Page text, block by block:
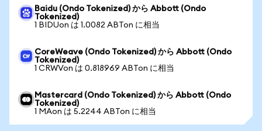
Baidu (Ondo Tokenized) から Abbott (Ondo
Tokenized)
1 BIDUon は 1.0082 ABTon に相当
CoreWeave (Ondo Tokenized) から Abbott (Ondo
Tokenized)
1 CRWVon は 0.818969 ABTon に相当
Mastercard (Ondo Tokenized) から Abbott (Ondo
Tokenized)
1 MAon は 5.2244 ABTon に相当